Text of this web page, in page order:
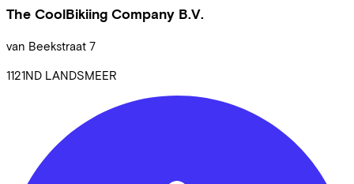
The CoolBikiing Company B.V.
van Beekstraat 7
1121ND LANDSMEER